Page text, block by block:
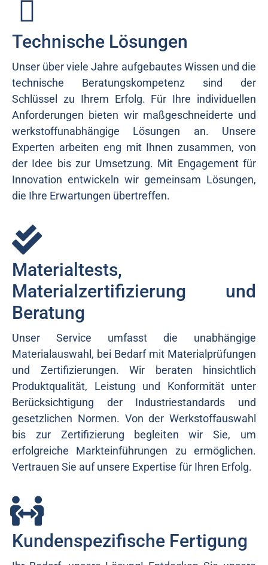
Technische Lösungen
Unser über viele Jahre aufgebautes Wissen und die
technische Beratungskompetenz sind der
Schlüssel zu Ihrem Erfolg. Für Ihre individuellen
Anforderungen bieten wir maßgeschneiderte und
werkstoffunabhängige Lösungen an. Unsere
Experten arbeiten eng mit Ihnen zusammen, von
der Idee bis zur Umsetzung. Mit Engagement für
Innovation entwickeln wir gemeinsam Lösungen,
die Ihre Erwartungen übertreffen.
Materialtests,
Materialzertifizierung und
Beratung
Unser Service umfasst die unabhängige
Materialauswahl, bei Bedarf mit Materialprüfungen
und Zertifizierungen. Wir beraten hinsichtlich
Produktqualität, Leistung und Konformität unter
Berücksichtigung der Industriestandards und
gesetzlichen Normen. Von der Werkstoffauswahl
bis zur Zertifizierung begleiten wir Sie, um
erfolgreiche Markteinführungen zu ermöglichen.
Vertrauen Sie auf unsere Expertise für Ihren Erfolg.
Kundenspezifische Fertigung